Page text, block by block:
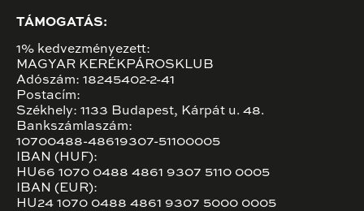
TÁMOGATÁS:
1% kedvezményezett:
MAGYAR KERÉKPÁROSKLUB
Adószám: 18245402-2-41
Postacím:
Székhely: 1133 Budapest, Kárpát u. 48.
Bankszámlaszám:
10700488-48619307-51100005
IBAN (HUF):
HU66 1070 0488 4861 9307 5110 0005
IBAN (EUR):
HU24 1070 0488 4861 9307 5000 0005